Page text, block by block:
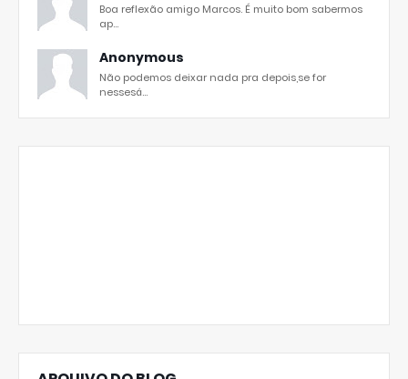
Boa reflexão amigo Marcos. É muito bom sabermos
ap...
Anonymous
Não podemos deixar nada pra depois,se for
nessesá...